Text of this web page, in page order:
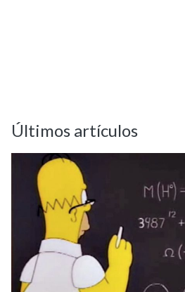
Últimos artículos